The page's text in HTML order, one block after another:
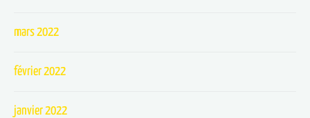
mars 2022
février 2022
janvier 2022